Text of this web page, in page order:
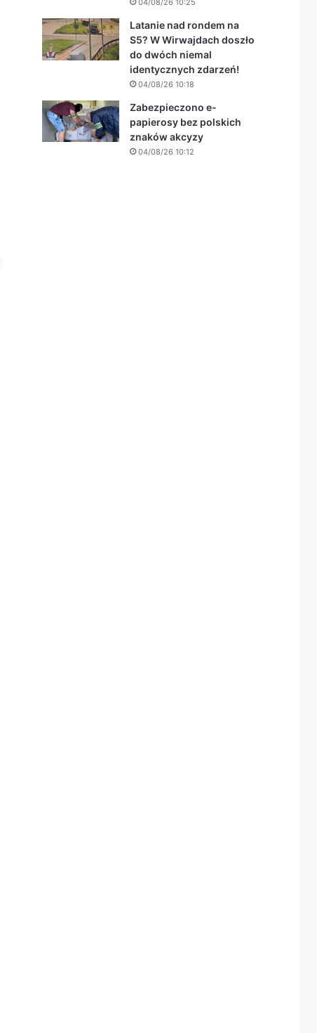
04/08/26 10:25
Latanie nad rondem na
S5? W Wirwajdach doszło
do dwóch niemal
identycznych zdarzeń!
04/08/26 10:18
Zabezpieczono e-
papierosy bez polskich
znaków akcyzy
04/08/26 10:12